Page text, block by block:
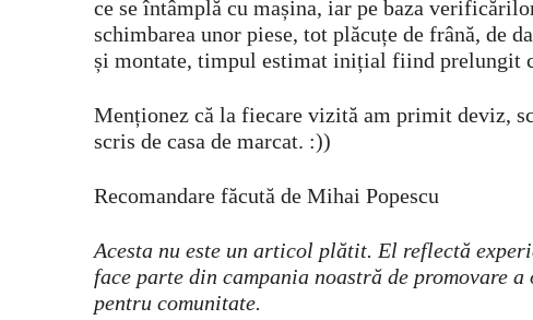
ce se întâmplă cu mașina, iar pe baza
schimbarea unor piese, tot plăcuțe de frână, de
și montate, timpul estimat inițial fiind prelungit
Menționez că la fiecare vizită am primit deviz,
scris de casa de marcat. :))
Recomandare făcută de Mihai Popescu
Acesta nu este un articol plătit. El reflectă
face parte din campania noastră de promovare
pentru comunitate.